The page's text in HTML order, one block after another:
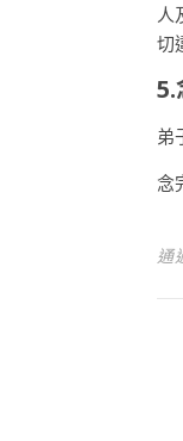
人
切
5.
弟
念
通